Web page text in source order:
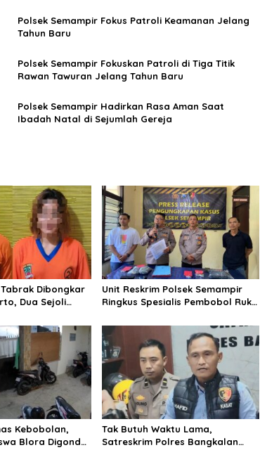
Polsek Semampir Fokus Patroli Keamanan Jelang
Tahun Baru
Polsek Semampir Fokuskan Patroli di Tiga Titik
Rawan Tawuran Jelang Tahun Baru
Polsek Semampir Hadirkan Rasa Aman Saat
Ibadah Natal di Sejumlah Gereja
Dibongkar
Dua Sejoli
Unit Reskrim Polsek Semampir
Ringkus Spesialis Pembobol Ruko
Kebobolan,
Blora Digondol
Tak Butuh Waktu Lama,
Satreskrim Polres Bangkalan